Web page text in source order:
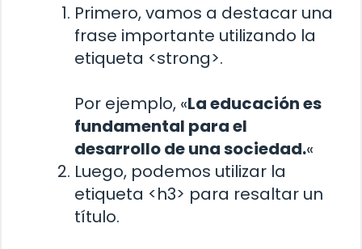
Primero, vamos a destacar una
frase importante utilizando la
etiqueta <strong>.
Por ejemplo, «La educación es
fundamental para el
desarrollo de una sociedad.«
Luego, podemos utilizar la
etiqueta <h3> para resaltar un
título.